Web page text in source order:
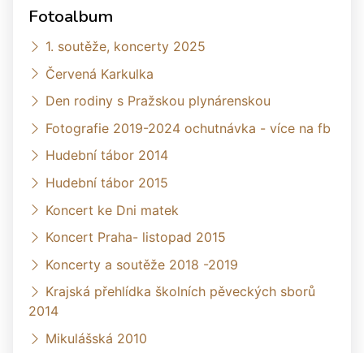
Fotoalbum
1. soutěže, koncerty 2025
Červená Karkulka
Den rodiny s Pražskou plynárenskou
Fotografie 2019-2024 ochutnávka - více na fb
Hudební tábor 2014
Hudební tábor 2015
Koncert ke Dni matek
Koncert Praha- listopad 2015
Koncerty a soutěže 2018 -2019
Krajská přehlídka školních pěveckých sborů
2014
Mikulášská 2010